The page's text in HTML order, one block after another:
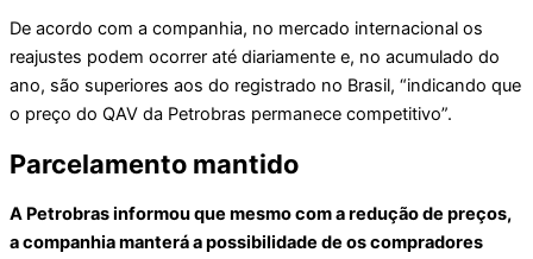
De acordo com a companhia, no mercado internacional os
reajustes podem ocorrer até diariamente e, no acumulado do
ano, são superiores aos do registrado no Brasil, “indicando que
o preço do QAV da Petrobras permanece competitivo”.
Parcelamento mantido
A Petrobras informou que mesmo com a redução de preços,
a companhia manterá a possibilidade de os compradores